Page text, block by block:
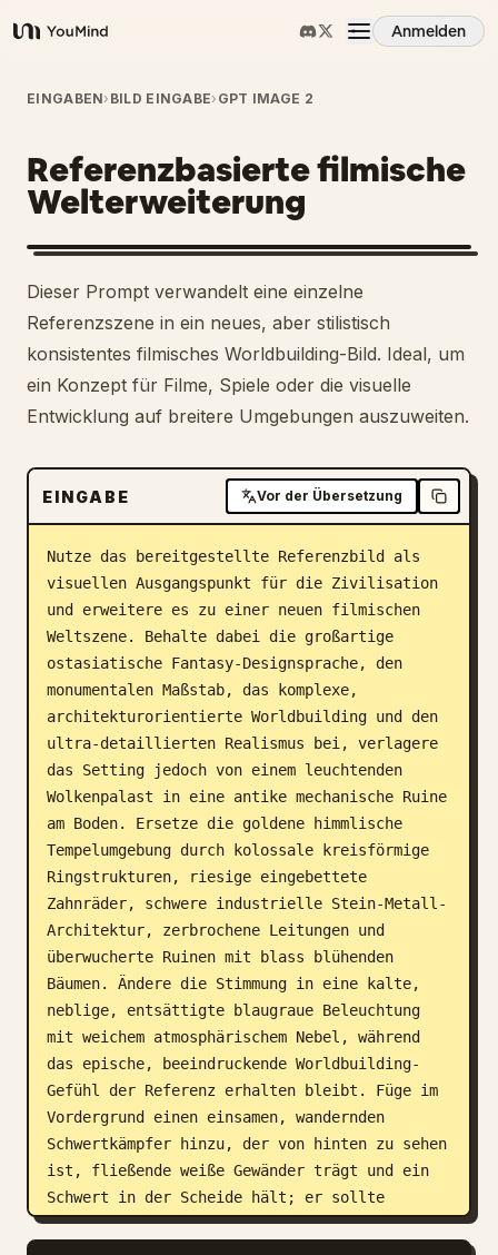
YouMind
Anmelden
Übersicht
Anwendungsfälle
Fähigkeiten
Prompts
Preise
Blog
Updates
EINGABEN› BILD EINGABE› GPT IMAGE 2
Referenzbasierte filmische
Welterweiterung
Dieser Prompt verwandelt eine einzelne
Referenzszene in ein neues, aber stilistisch
konsistentes filmisches Worldbuilding-Bild. Ideal, um
ein Konzept für Filme, Spiele oder die visuelle
Entwicklung auf breitere Umgebungen auszuweiten.
EINGABE Vor der Übersetzung
Nutze das bereitgestellte Referenzbild als
visuellen Ausgangspunkt für die Zivilisation
und erweitere es zu einer neuen filmischen
Weltszene. Behalte dabei die großartige
ostasiatische Fantasy-Designsprache, den
monumentalen Maßstab, das komplexe,
architekturorientierte Worldbuilding und den
ultra-detaillierten Realismus bei, verlagere
das Setting jedoch von einem leuchtenden
Wolkenpalast in eine antike mechanische Ruine
am Boden. Ersetze die goldene himmlische
Tempelumgebung durch kolossale kreisförmige
Ringstrukturen, riesige eingebettete
Zahnräder, schwere industrielle Stein-Metall-
Architektur, zerbrochene Leitungen und
überwucherte Ruinen mit blass blühenden
Bäumen. Ändere die Stimmung in eine kalte,
neblige, entsättigte blaugraue Beleuchtung
mit weichem atmosphärischem Nebel, während
das epische, beeindruckende Worldbuilding-
Gefühl der Referenz erhalten bleibt. Füge im
Vordergrund einen einsamen, wandernden
Schwertkämpfer hinzu, der von hinten zu sehen
ist, fließende weiße Gewänder trägt und ein
Schwert in der Scheide hält; er sollte
zentriert unter dem größten Ring stehen, um